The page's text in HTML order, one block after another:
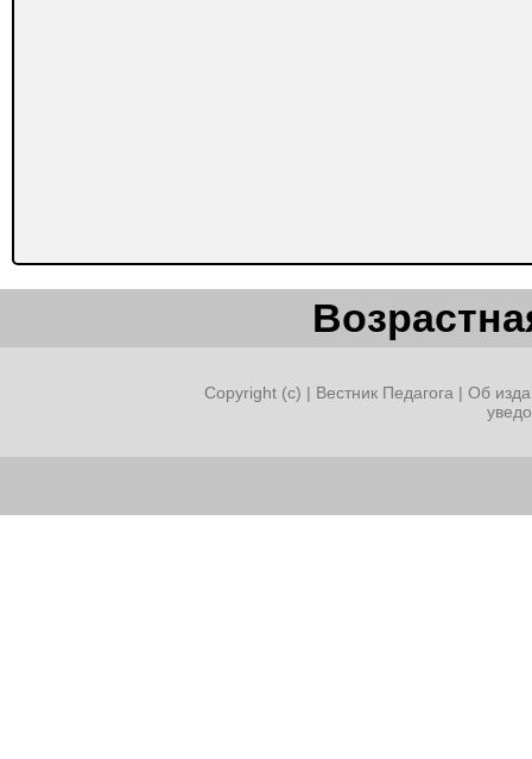
Copyright (c) | Вестник Педагога | Об